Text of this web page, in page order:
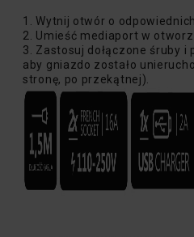
1. Wytnij otwór o
2. Umieść mediaport w
3. Zastosuj dołączone śruby i
aby gniazdo zostało
stronę, po przekątnej).